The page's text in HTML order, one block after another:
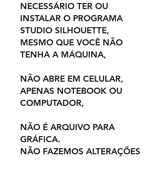
NECESSÁRIO TER OU
INSTALAR O PROGRAMA
STUDIO SILHOUETTE,
MESMO QUE VOCÊ NÃO
TENHA A MÁQUINA,
NÃO ABRE EM CELULAR,
APENAS NOTEBOOK OU
COMPUTADOR,
NÃO É ARQUIVO PARA
GRÁFICA.
NÃO FAZEMOS ALTERAÇÕES